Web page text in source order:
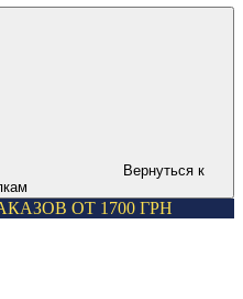
Вернуться к
ОТ 1700 ГРН